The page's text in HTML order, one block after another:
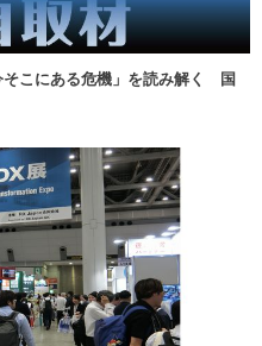
そこにある危機」を読み解く 国